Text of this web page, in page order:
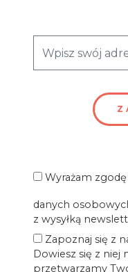
Wyrażam
danych
z wysyłką
Zapoznaj się z
Dowiesz się z niej
przetwarzamy